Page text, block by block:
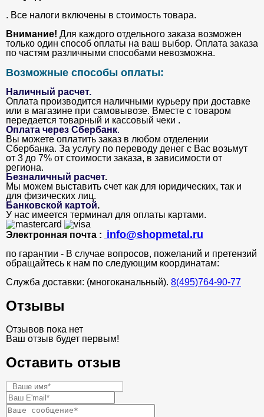
. Все налоги включены в стоимость товара.
Внимание! Для каждого отдельного заказа возможен
только один способ оплаты на ваш выбор. Оплата заказа
по частям различными способами невозможна.
Возможные способы оплаты:
Наличный расчет.
Оплата производится наличными курьеру при доставке
или в магазине при самовывозе. Вместе с товаром
передается товарный и кассовый чеки .
Оплата через Сбербанк.
Вы можете оплатить заказ в любом отделении
Сбербанка. За услугу по переводу денег с Вас возьмут
от 3 до 7% от стоимости заказа, в зависимости от
региона.
Безналичный расчет.
Мы можем выставить счет как для юридических, так и
для физических лиц.
Банковской картой.
У нас имеется терминал для оплаты картами.
Электронная почта : info@shopmetal.ru
по гарантии - В случае вопросов, пожеланий и претензий
обращайтесь к нам по следующим координатам:
Служба доставки: (многоканальный). 8(495)764-90-77
Отзывы
Отзывов пока нет
Ваш отзыв будет первым!
Оставить отзыв